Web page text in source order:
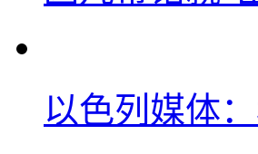
以色列媒体